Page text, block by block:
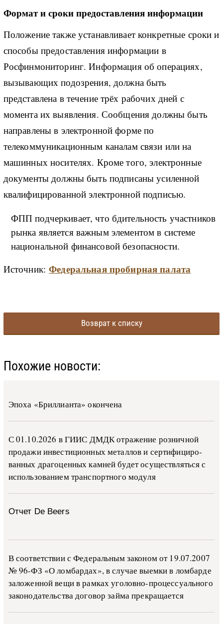
Формат и сроки предоставления информации
Положение также устанавливает конкретные сроки и
способы предоставления информации в
Росфинмониторинг. Информация об операциях,
вызывающих подозрения, должна быть
представлена в течение трёх рабочих дней с
момента их выявления. Сообщения должны быть
направлены в электронной форме по
телекоммуникационным каналам связи или на
машинных носителях. Кроме того, электронные
документы должны быть подписаны усиленной
квалифицированной электронной подписью.
ФПП подчеркивает, что бдительность участников
рынка является важным элементом в системе
национальной финансовой безопасности.
Источник:Федеральная пробирная палата
Возврат к списку
Похожие новости:
Эпоха «Бриллианта» окончена
С 01.10.2026 в ГИИС ДМДК от­ра­же­ние роз­ни­ч­ной
про­да­жи ин­ве­сти­ци­он­ных ме­тал­лов и сер­ти­фи­ци­ро­
ван­ных дра­го­цен­ных ка­м­ней бу­дет осу­ще­ств­лять­ся с
ис­поль­зо­ва­ни­ем тран­с­пор­т­но­го мо­ду­ля
Отчет De Beers
В со­о­т­вет­ствии с Фе­де­раль­ным за­ко­ном от 19.07.2007
№ 96-ФЗ «О ло­м­бар­дах», в слу­чае вы­е­м­ки в ло­м­бар­де
за­ло­жен­ной ве­щи в ра­м­ках уго­ло­в­но-­про­цес­су­аль­но­го
за­ко­но­да­тель­ства до­го­вор зай­ма пре­кра­ща­ет­ся